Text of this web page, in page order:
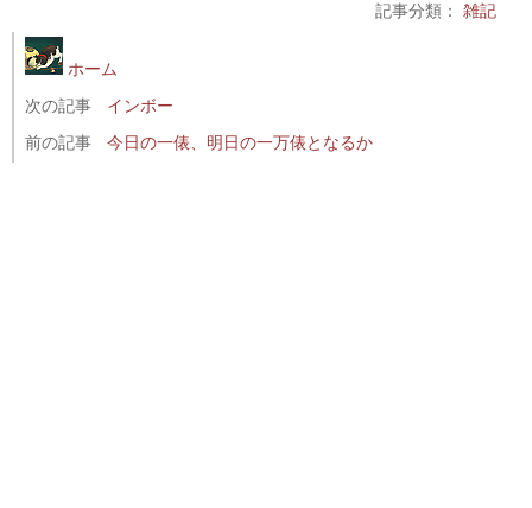
記事分類： 雑記
ホーム
次の記事
インボー
前の記事
今日の一俵、明日の一万俵となるか